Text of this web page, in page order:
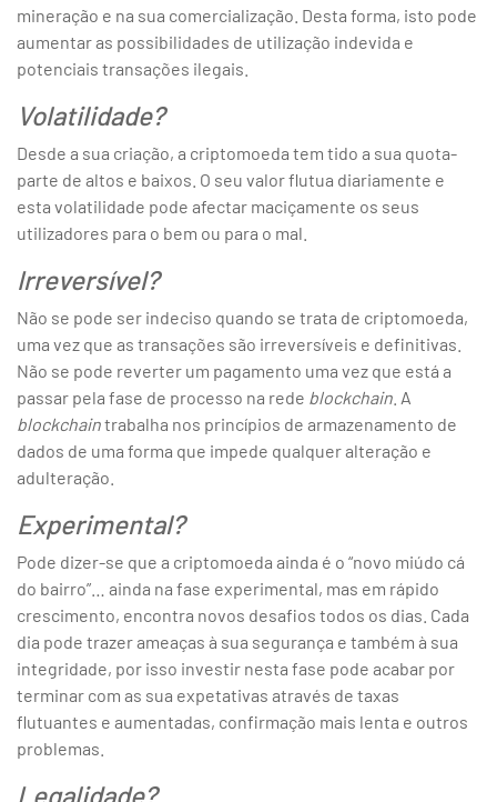
mineração e na sua comercialização. Desta forma, isto pode
aumentar as possibilidades de utilização indevida e
potenciais transações ilegais.
Volatilidade?
Desde a sua criação, a criptomoeda tem tido a sua quota-
parte de altos e baixos. O seu valor flutua diariamente e
esta volatilidade pode afectar maciçamente os seus
utilizadores para o bem ou para o mal.
Irreversível?
Não se pode ser indeciso quando se trata de criptomoeda,
uma vez que as transações são irreversíveis e definitivas.
Não se pode reverter um pagamento uma vez que está a
passar pela fase de processo na rede blockchain . A
blockchaintrabalha nos princípios de armazenamento de
dados de uma forma que impede qualquer alteração e
adulteração.
Experimental?
Pode dizer-se que a criptomoeda ainda é o “novo miúdo cá
do bairro”… ainda na fase experimental, mas em rápido
crescimento, encontra novos desafios todos os dias. Cada
dia pode trazer ameaças à sua segurança e também à sua
integridade, por isso investir nesta fase pode acabar por
terminar com as sua expetativas através de taxas
flutuantes e aumentadas, confirmação mais lenta e outros
problemas.
Legalidade?